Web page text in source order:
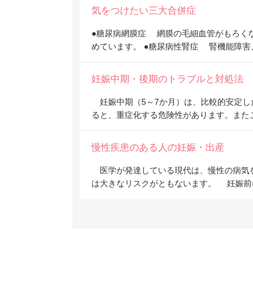
気をつけたい三大合併症
●糖尿病網膜症 網膜の毛細血管がもろく
めています。 ●糖尿病性腎症 腎機能障害
妊娠中期・後期のトラブルと対処法
妊娠中期（5～7か月）は、比較的安定
ると、重症化する危険性があります。また
慢性疾患のある人の妊娠・出産
医学が発達している現代は、慢性の病気
は大きなリスクがともないます。 妊娠前